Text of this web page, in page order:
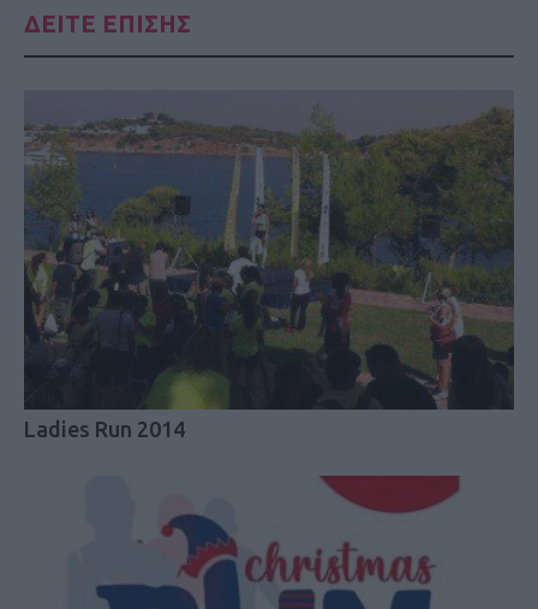
ΔΕΙΤΕ ΕΠΙΣΗΣ
Ladies Run 2014